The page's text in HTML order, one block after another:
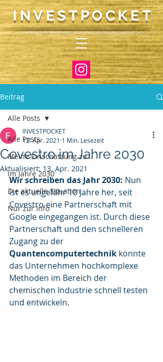
INVESTPOCKET
Beitrag
Alle Posts
Meine Einschätzung zu...
Im Jahre 2030
Die aktuelle Situation
Nur zur Info
Alle Posts
Covestro im Jahre 2030
INVESTPOCKET
12. Apr. 2021 1 Min. Lesezeit
Aktualisiert: 13. Apr. 2021
Wir schreiben das Jahr 2030: Nun
ist es ungefähr 10 Jahre her, seit
Covestro eine Partnerschaft mit
Google eingegangen ist. Durch diese
Partnerschaft und den schnelleren
Zugang zu der
Quantencomputertechnik konnte
das Unternehmen hochkomplexe
Methoden im Bereich der
chemischen Industrie schnell testen
und entwickeln.